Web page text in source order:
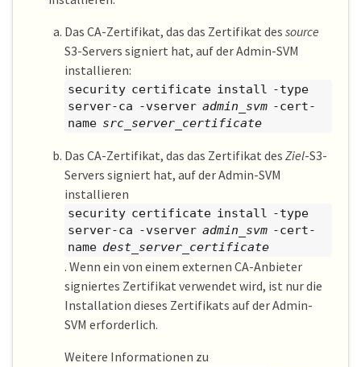
Das CA-Zertifikat, das das Zertifikat des source
S3-Servers signiert hat, auf der Admin-SVM
installieren:
security certificate install -type
server-ca -vserver admin_svm-cert-
name src_server_certificate
Das CA-Zertifikat, das das Zertifikat des Ziel-S3-
Servers signiert hat, auf der Admin-SVM
installieren
security certificate install -type
server-ca -vserver admin_svm-cert-
name dest_server_certificate
. Wenn ein von einem externen CA-Anbieter
signiertes Zertifikat verwendet wird, ist nur die
Installation dieses Zertifikats auf der Admin-
SVM erforderlich.
Weitere Informationen zu